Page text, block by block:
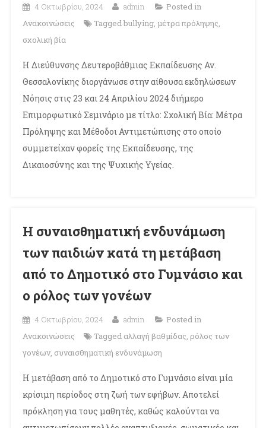
4 Οκτωβρίου, 2024 admin
Posted in
Ανακοινώσεις
Taggedbullying, μέτρα πρόληψης,
σχολική βία
Η Διεύθυνσης Δευτεροβάθμιας Εκπαίδευσης Αν.
Θεσσαλονίκης διοργάνωσε στην αίθουσα εκδηλώσεων
Νόησις στις 23 και 24 Απριλίου 2024 διήμερο
Επιμορφωτικό Σεμινάριο με τίτλο: Σχολική Βία: Μέτρα
Πρόληψης και Μέθοδοι Αντιμετώπισης στο οποίο
συμμετείχαν φορείς της Εκπαίδευσης, της
Δικαιοσύνης και της Ψυχικής Υγείας.
Η συναισθηματική ενδυνάμωση
των παιδιών κατά τη μετάβαση
από το Δημοτικό στο Γυμνάσιο και
ο ρόλος των γονέων
4 Οκτωβρίου, 2024 admin
Posted in
Ανακοινώσεις
Tagged αλλαγή βαθμίδας, ρόλος των
γονέων, συναισθηματική ενδυνάμωση
Η μετάβαση από το Δημοτικό στο Γυμνάσιο είναι μία
κρίσιμη περίοδος στη ζωή των εφήβων. Αποτελεί
πρόκληση για τους μαθητές, καθώς καλούνται να